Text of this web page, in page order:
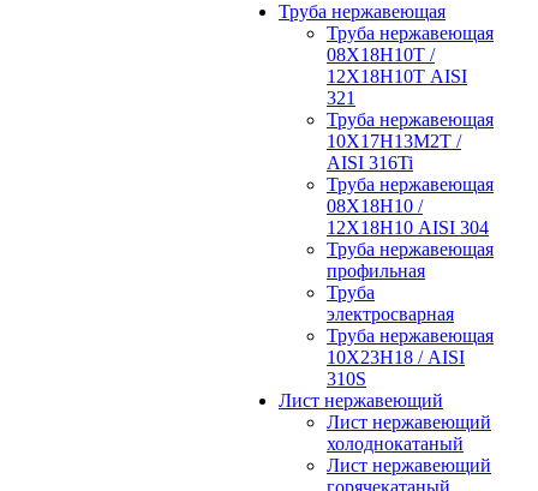
Труба нержавеющая
Труба нержавеющая
08Х18Н10Т /
12Х18Н10Т AISI
321
Труба нержавеющая
10Х17Н13М2Т /
AISI 316Ti
Труба нержавеющая
08Х18Н10 /
12Х18Н10 AISI 304
Труба нержавеющая
профильная
Труба
электросварная
Труба нержавеющая
10Х23Н18 / AISI
310S
Лист нержавеющий
Лист нержавеющий
холоднокатаный
Лист нержавеющий
горячекатаный